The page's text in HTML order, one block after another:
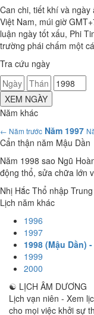
Can chi, tiết khí và
Việt Nam, múi giờ
luận ngày tốt xấu, Phi
trường phái chấm một
Tra cứu ngày
XEM NGÀY
Năm khác
← Năm trước Năm 1997
Cẩn thận năm Mậu Dần
Năm 1998 sao Ngũ
động thổ, sửa chữa lớn
Nhị Hắc Thổ nhập
Lịch năm khác
1996
1997
1998 (Mậu Dần)
1999
2000
☯ LỊCH ÂM DƯƠNG
Lịch vạn niên - Xem
cho mọi việc khởi sự